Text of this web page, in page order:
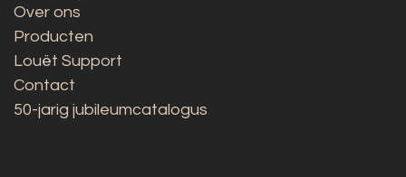
Over ons
Producten
Louët Support
Contact
50-jarig jubileumcatalogus